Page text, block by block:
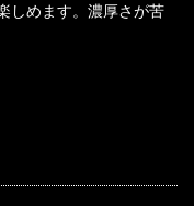
しめます。濃厚さが苦